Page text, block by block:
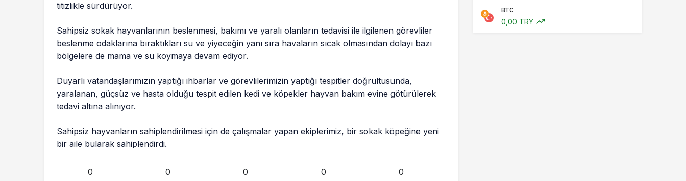
titizlikle sürdürüyor.
Sahipsiz sokak hayvanlarının beslenmesi, bakımı ve yaralı olanların tedavisi ile ilgilenen görevliler
beslenme odaklarına bıraktıkları su ve yiyeceğin yanı sıra havaların sıcak olmasından dolayı bazı
bölgelere de mama ve su koymaya devam ediyor.
Duyarlı vatandaşlarımızın yaptığı ihbarlar ve görevlilerimizin yaptığı tespitler doğrultusunda,
yaralanan, güçsüz ve hasta olduğu tespit edilen kedi ve köpekler hayvan bakım evine götürülerek
tedavi altına alınıyor.
Sahipsiz hayvanların sahiplendirilmesi için de çalışmalar yapan ekiplerimiz, bir sokak köpeğine yeni
bir aile bularak sahiplendirdi.
0 0 0 0 0
BTC
0,00 TRY